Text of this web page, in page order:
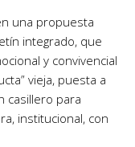
una propuesta
integrado, que
y convivencial
vieja, puesta a
casillero para
institucional, con